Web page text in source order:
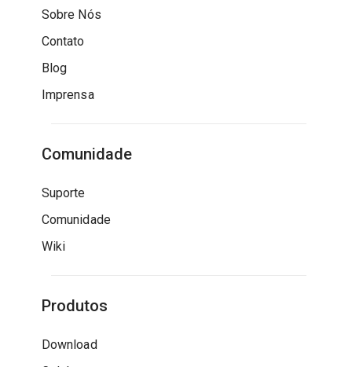
Sobre Nós
Contato
Blog
Imprensa
Comunidade
Suporte
Comunidade
Wiki
Produtos
Download